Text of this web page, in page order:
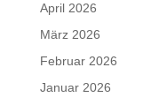
April 2026
März 2026
Februar 2026
Januar 2026